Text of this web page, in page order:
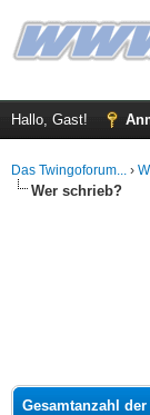
Hallo, Gast!
Das Twingoforum... ›
Wer schrieb?
Gesamtanzahl